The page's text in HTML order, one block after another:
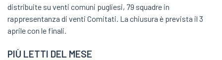
distribuite su venti comuni pugliesi, 79 squadre in
rappresentanza di venti Comitati. La chiusura è prevista il 3
aprile con le finali.
PIÙ LETTI DEL MESE